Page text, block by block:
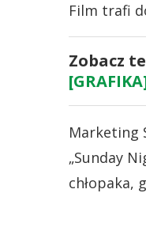
Film trafi
Zobacz
Marketing
„Sunday
chłopaka,